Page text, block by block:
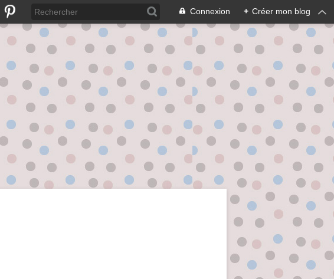
Connexion + Créer mon blog